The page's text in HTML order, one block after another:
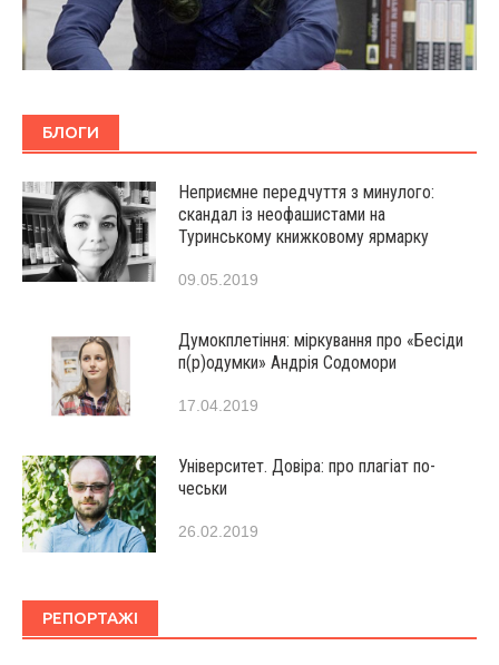
БЛОГИ
Неприємне передчуття з минулого:
скандал із неофашистами на
Туринському книжковому ярмарку
09.05.2019
Думокплетіння: міркування про «Бесіди
п(р)одумки» Андрія Содомори
17.04.2019
Університет. Довіра: про плагіат по-
чеськи
26.02.2019
РЕПОРТАЖІ